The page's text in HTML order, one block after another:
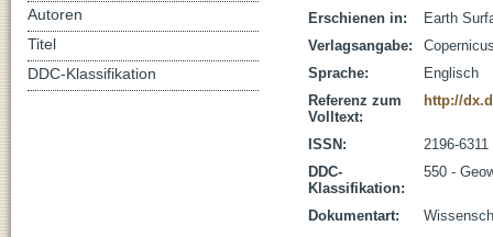
Erschienen in:
Earth
Verlagsangabe:
Sprache:
Englisch
Referenz zum
Volltext:
http://
ISSN:
2196-6311
DDC-
Klassifikation:
550 -
Dokumentart:
Autoren
Titel
DDC-Klassifikation